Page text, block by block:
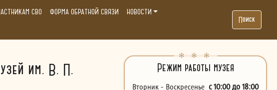
СВО ФОРМА ОБРАТНОЙ СВЯЗИ
НОВОСТИ
Поиск
им. В. П.
Режим работы музея
Вторник - Воскресенье с 10:00 до 18:00